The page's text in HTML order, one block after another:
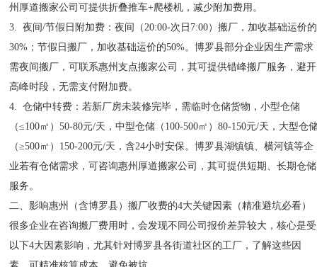
州厚道搬家公司可提供折叠推车+爬楼机，减少附加费用。
3. 夜间/节假日附加费：夜间（20:00-次日7:00）搬厂，加收基础运价的
30%；节假日搬厂，加收基础运价的50%。博罗县部分企业因生产需求
需夜间搬厂，可联系惠州支点搬家公司，其可提供错峰搬厂服务，避开
高峰时段，无需支付附加费。
4. 仓储中转费：若新厂房未装修完毕，需临时仓储货物，小型仓储
（≤100㎡）50-80元/天，中型仓储（100-500㎡）80-150元/天，大型仓
（≥500㎡）150-200元/天，含24小时安保。博罗县湖镇镇、横河镇等企
业若有仓储需求，可咨询惠州厚道搬家公司，其可提供短期、长期仓储
服务。
二、影响惠州（含博罗县）搬厂收费的4大关键因素（精准避坑必看）
很多企业在咨询搬厂费用时，会发现不同公司报价差异较大，核心是受
以下4大因素影响，尤其针对博罗县各街道社区的工厂，了解这些因